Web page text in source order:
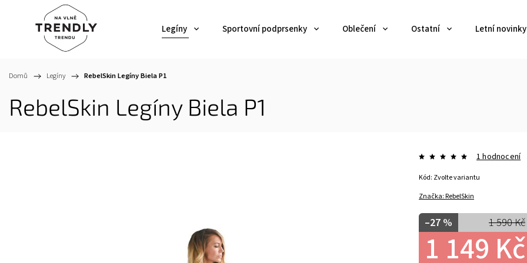
Legíny Sportovní podprsenky Oblečení Ostatní Letní novinky
Domů / Legíny / RebelSkin Legíny Biela P1
RebelSkin Legíny Biela P1
Značka:RebelSkin
1 hodnocení
1 590 Kč
–27 %
1 149 Kč
Kód: Zvolte variantu